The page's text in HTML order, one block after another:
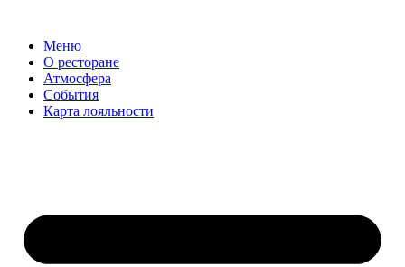
Меню
О ресторане
Атмосфера
События
Карта лояльности